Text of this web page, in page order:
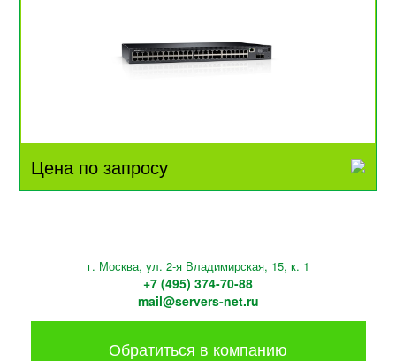
Цена по запросу
г. Москва, ул. 2-я Владимирская, 15, к. 1
+7 (495) 374-70-88
mail@servers-net.ru
Обратиться в компанию